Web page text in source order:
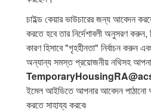
চাইল্ড কেয়ার ভাউচারের জন্য আবেদন
করতে হবে তার নির্দেশাবলী অনুসরণ করুন,
কারণ হিসাবে "গৃহহীনতা" নির্বাচন করুন
অন্যান্য সমস্ত প্রয়োজনীয় নথিসহ
ইমেল আইডিতে আপনার আবেদন পাঠানো
করতে সাহায্য করবে৷